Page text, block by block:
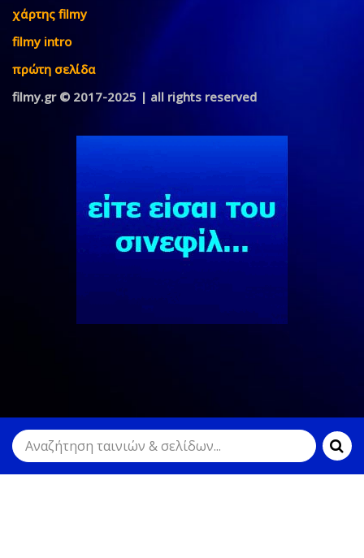
χάρτης filmy
filmy intro
πρώτη σελίδα
filmy.gr © 2017-2025 | all rights reserved